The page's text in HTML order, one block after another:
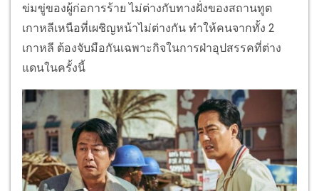
ข่มขู่ของผู้ก่อการร้าย ไม่ต่างกับทางฝั่งของสถานทูต
เกาหลีเหนือที่เผชิญหน้าไม่ต่างกัน ทำให้คนจากทั้ง 2
เกาหลี ต้องจับมือกันเฉพาะกิจในการฝ่าอุปสรรคที่ต่าง
แดนในครั้งนี้